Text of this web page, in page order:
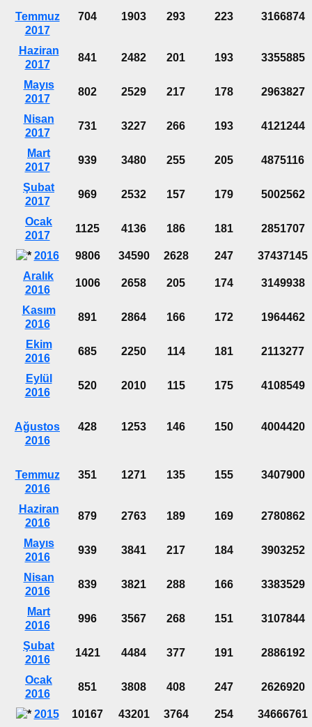
Temmuz
2017
704 1903 293 223 3166874
Haziran
2017
841 2482 201 193 3355885
Mayıs
2017
802 2529 217 178 2963827
Nisan
2017
731 3227 266 193 4121244
Mart
2017
939 3480 255 205 4875116
Şubat
2017
969 2532 157 179 5002562
Ocak
2017
1125 4136 186 181 2851707
2016 9806 34590 2628 247
37437145
Aralık
2016
1006 2658 205 174 3149938
Kasım
2016
891 2864 166 172 1964462
Ekim
2016
685 2250 114 181 2113277
Eylül
2016
520 2010 115 175 4108549
Ağustos
2016
428 1253 146 150 4004420
Temmuz
2016
351 1271 135 155 3407900
Haziran
2016
879 2763 189 169 2780862
Mayıs
2016
939 3841 217 184 3903252
Nisan
2016
839 3821 288 166 3383529
Mart
2016
996 3567 268 151 3107844
Şubat
2016
1421 4484 377 191 2886192
Ocak
2016
851 3808 408 247 2626920
2015 10167 43201 3764 254
34666761